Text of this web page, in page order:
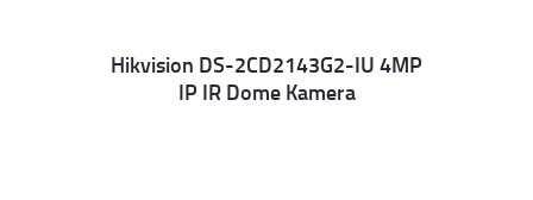
Details
Hikvision DS-2CD2143G2-IU 4MP
IP IR Dome Kamera